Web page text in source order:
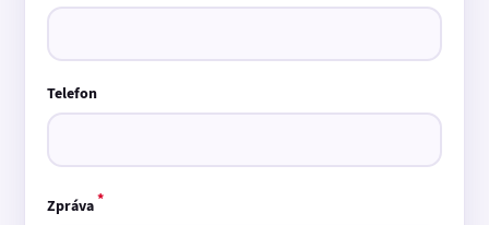
Telefon
Zpráva*